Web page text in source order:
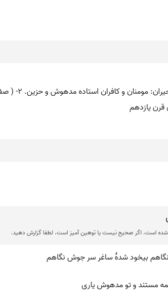
قرن یازدهم
شده است، اگر صحیح نیست یا توهین آمیز است، لطفا گزارش دهید.
بیخود شدهٔ ساغر سر جوش نگاهم
مستند و تو مدهوش یاری